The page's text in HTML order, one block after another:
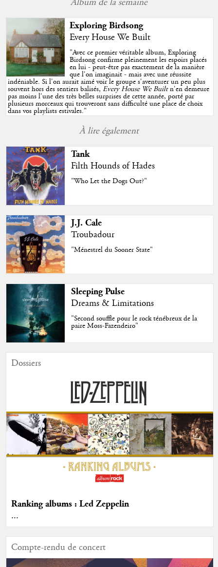
Album de la semaine
Exploring Birdsong
Every House We Built
"Avec ce premier véritable album, Exploring
Birdsong confirme pleinement les espoirs placés
en lui - peut-être pas exactement de la manière
que l'on imaginait - mais avec une réussite
indéniable. Si l'on aurait aimé voir le groupe s'aventurer un peu plus
souvent hors des sentiers balisés,Every House We Builtn'en demeure
pas moins l'une des très belles surprises de cette année, porté par
plusieurs morceaux qui trouveront sans difficulté une place de choix
dans vos playlists estivales."
À lire également
Tank
Filth Hounds of Hades
"Who Let the Dogs Out?"
J.J. Cale
Troubadour
"Ménestrel du Sooner State"
Sleeping Pulse
Dreams & Limitations
"Second souffle pour le rock ténébreux de la
paire Moss-Fazendeiro"
Dossiers
Ranking albums : Led Zeppelin
...
Compte-rendu de concert